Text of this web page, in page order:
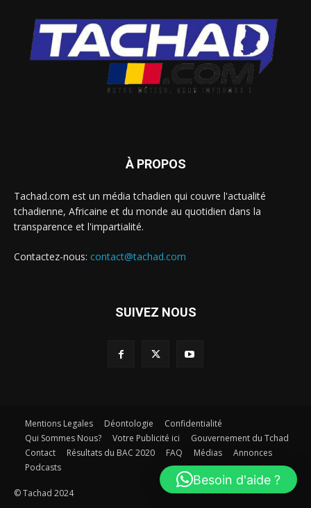
À PROPOS
Tachad.com est un média tchadien qui couvre l'actualité
tchadienne, Africaine et du monde au quotidien dans la
transparence et l'impartialité.
Contactez-nous: contact@tachad.com
SUIVEZ NOUS
Mentions Legales Déontologie
Confidentialité
Qui Sommes Nous?
Votre Publicité ici
Gouvernement du Tchad
Contact
Résultats du BAC 2020 FAQ Médias
Annonces
Podcasts
© Tachad 2024
Besoin d'aide ?